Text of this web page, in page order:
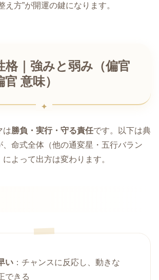
え方”が開運の鍵になります。
格｜強みと弱み（偏官
意味）
は勝負・実行・守る責任です。以下は典
、命式全体（他の通変星・五行バラン
よって出方は変わります。
い ：チャンスに反応し、動きな
できる